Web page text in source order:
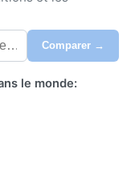
Comparer →
le monde: